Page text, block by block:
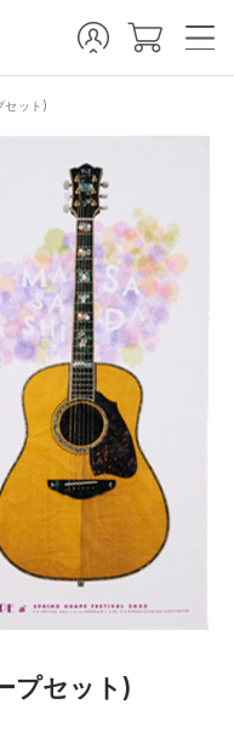
セット)
プセット)